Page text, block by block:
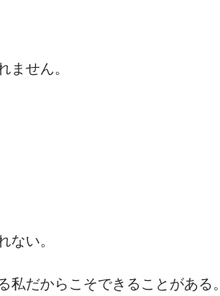
ません。
ない。
だからこそできることがある。